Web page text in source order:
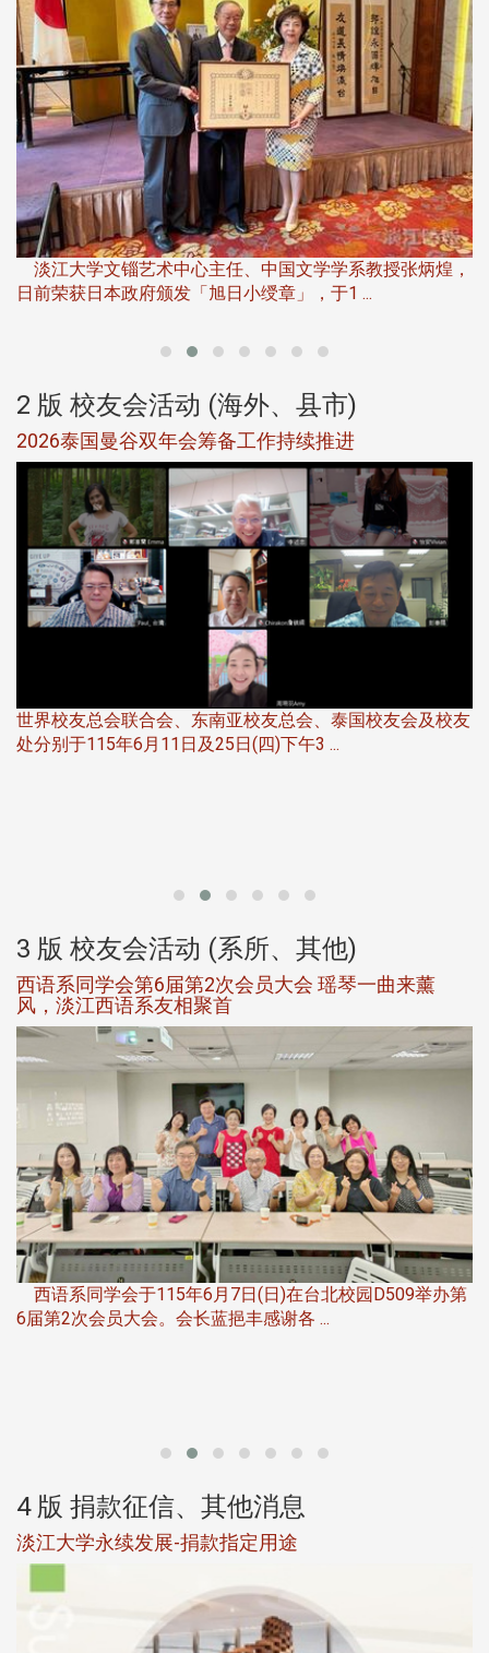
文学学系教授张炳煌，
章」，于1 ...
淡江大学推广教育处于115年6月
下」第二届开学典礼暨共识营，汇聚
活动 (海外、县市)
年会筹备工作持续推进
会、东南亚校友总会、泰国校友会及校友
11日及25日(四)下午3 ...
2 版 校友会
北加州校友会参
500人同欢
3 版 校友会活动 (系所、其他)
西语系同学会第6届第2次会员大会 瑶琴一曲来薰
风，淡江西语系友相聚首
西语系同学会于115年6月7日(日)在台北校园D509举办第
6届第2次会员大会。会长蓝挹丰感谢各 ...
4 版 捐款征信、其他消息
淡江大学永续发展-捐款指定用途